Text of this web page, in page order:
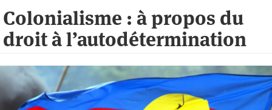
Colonialisme : à propos du
droit à l’autodétermination